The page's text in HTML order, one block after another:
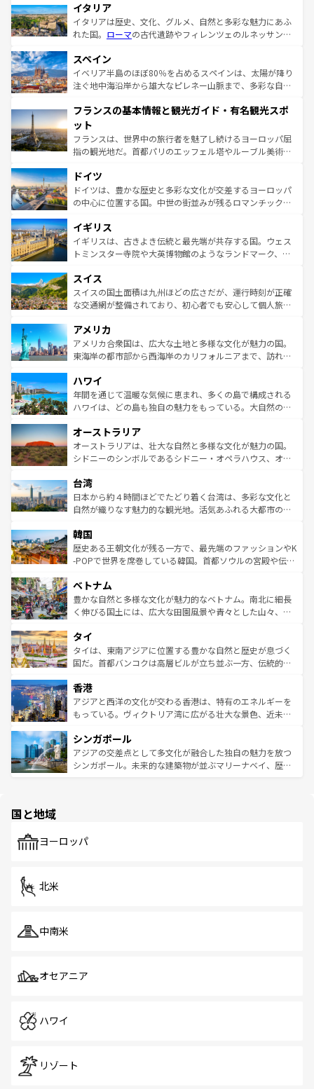
イタリア
イタリアは歴史、文化、グルメ、自然と多彩な魅力にあふ
れた国。 ローマの古代遺跡やフィレンツェのルネッサンス
ろん、トスカーナの美しい田園風景やアマルフィ海岸の絶
景など、自然景観も見逃せない。観光の合間には、本場の
ピザやパスタなど、絶品のイタリア料理を堪能することも
ませてくれるイタリアで、忘れられない旅をしてみよう！
なお、新着のイタリア情報は
しい。
スペイン
イベリア半島のほぼ80％を占めるスペインは、太陽が降り
注ぐ地中海沿岸から雄大なピレネー山脈まで、多彩な自然
文化が根付くこの国では、情熱的なフラメンコ、熱気あふ
れる闘牛、そして美味しいタパスが生活の一部となってい
る。首都マドリードの洗練された雰囲気や、バルセロナの
アートに溢れた街角から、地方では古代ローマ遺跡や中世
せる。地方によって風土や気候が異なるスペインはその個
性で訪れる人を魅了する。 なお、新着のスペイン情報は コ
ンテンツ一覧を参照してほしい。
フランスの基本情報と観光ガイド・有名観光スポ
ット
フランスは、世界中の旅行者を魅了し続けるヨーロッパ屈
指の観光地だ。首都パリのエッフェル塔やルーブル美術館
で、幅広い魅力が詰まっている。華麗な宮殿、歴史的な大
聖堂、美しいビーチ、そして豊かな自然が、訪れる者を心
から魅了する。また、フランスは美食の国としても知ら
いる。シャンパンの発祥地であるランス、プロヴァンスの
香り高いラベンダー畑など、多彩な楽しみ方が可能だ。さ
らに、パリ以外の地域にも魅力が溢れており、どの街角に
れる地方に足を運ぶとそれぞれで全く異なる文化を体験で
きるだろう。 なお、新着のフランス情報はコンテンツ一覧
を参照してほしい。
ドイツ
ドイツは、豊かな歴史と多彩な文化が交差するヨーロッパ
の中心に位置する国。中世の街並みが残るロマンチック街
顔を持つこの国は、どこを歩いても飽きることがない。ベ
ルリンの文化的活気、バイエルン州のアルプスの絶景、そ
してライン川沿いのワイン畑といった風景は必見。ビール
は、お酒好きな人にはぜひ体験してほしい。 なお、新着の
ドイツ情報はコンテンツ一覧を参照してほしい。
イギリス
イギリスは、古きよき伝統と最先端が共存する国。ウェス
トミンスター寺院や大英博物館のようなランドマーク、歴
リアごとに異なる魅力がある。また、優雅なアフタヌーン
ティー、ビール好きにはたまらない英国パブ、サッカー観
戦など、本場だからこそできる体験も豊富。イギリスを旅
ンツ一覧を参照してほしい。
スイス
スイスの国土面積は九州ほどの広さだが、運行時刻が正確
な交通網が整備されており、初心者でも安心して個人旅行
の建物がそのまま残る町や、スイスならではのユニークな
博物館もあり、アルプス観光だけでなく町歩きも満喫する
ことができる。国民の所得が高いため物価も高いが、旅行
ば市内交通費無料で観光を楽しむこともできる。 なお、新
着のスイス情報はコンテンツ一覧 を参照してほしい。
アメリカ
アメリカ合衆国は、広大な土地と多様な文化が魅力の国。
東海岸の都市部から西海岸のカリフォルニアまで、訪れる
のような巨大都市は、観光、ショッピング、エンターテイ
ンメントが詰まった刺激的なスポットだ。一方、アメリカ
西部には大自然が広がり、グランドキャニオンやイエロー
部のニューオーリンズでは、音楽と美食が融合した独特の
文化が魅力。旅行者はアメリカの各地域で異なる魅力を楽
しみながら、その多様性と豊かな歴史を感じることができ
ならではの贅沢な旅のスタイルだ。 なお、新着のアメリカ
情報はコンテンツ一覧を参照してほしい。
ハワイ
年間を通じて温暖な気候に恵まれ、多くの島で構成される
ハワイは、どの島も独自の魅力をもっている。大自然の神
ワイ島は見逃せない。また、定番の観光地といえばオアフ
島だが、静かな自然を求めるならマウイ島やカウアイ島が
おすすめ。エメラルドグリーンに輝く海をはじめ、豊かな
れるおもてなしの心で訪れる人々を迎えてくれるハワイの
人々、おいしいローカルフードやハワイアンミュージッ
ク、伝統的なフラダンスなど、すべてがハワイの魅力を彩
ワイを、存分に味わってほしい。 なお、新着のハワイ情報
はコンテンツ一覧を参照してほしい。
オーストラリア
オーストラリアは、壮大な自然と多様な文化が魅力の国。
シドニーのシンボルであるシドニー・オペラハウス、オー
リアリーフや大陸中央部にそびえるウルル（エアーズロッ
ク）、タスマニアの美しい原生林やケアンズの熱帯雨林な
ど、見どころがたくさん。また、カフェやワイン、オージ
いる。アクティビティも充実しており、サーフィンやダイ
ビング、ハイキングなど、アウトドア好きにはたまらな
い。オーストラリアの多彩な魅力を存分に味わいつくそ
参照してほしい。
台湾
日本から約４時間ほどでたどり着く台湾は、多彩な文化と
自然が織りなす魅力的な観光地。活気あふれる大都市の台
ン）、静ひつな山岳地帯である台湾東部など、都市の喧騒
と山間の静けさが共存しており、訪れる人に新しい発見と
驚きをもたらしてくれる。また、奥深い台湾の食文化も魅
容にもいいと評判のスイーツなど、バラエティ豊かな料理
が味わえる。 なお、新着の台湾情報は コンテンツ一覧を参
照してほしい。
韓国
歴史ある王朝文化が残る一方で、最先端のファッションやK
-POPで世界を席巻している韓国。首都ソウルの宮殿や伝統
き、地方に足を延ばせば四季折々の自然美を楽しむことが
できる。そして、キムチや焼肉、絶品のストリートフード
まで、さまざまな韓国料理が待っている。夜には、韓国な
リティに包まれながら、韓国の多彩な魅力を心ゆくまで味
わってみてほしい。 なお、新着の韓国情報はコンテンツ一
覧を参照してほしい。
ベトナム
豊かな自然と多様な文化が魅力的なベトナム。南北に細長
く伸びる国土には、広大な田園風景や青々とした山々、世
急速な発展と共に伝統が息づく。ハノイの古い町並みやホ
ーチミン市のフランス統治時代の建物も、独特の雰囲気を
醸し出している。また、バラエティの豊かさとおいしさで
とつ。フォーやバインミー、ベトナムコーヒーなどは、ぜ
ひ現地で味わいたい。どの地域を訪れてもあたたかい人々
が旅行者を迎えてくれるので、きっと忘れられない旅にな
参照してほしい。
タイ
タイは、東南アジアに位置する豊かな自然と歴史が息づく
国だ。首都バンコクは高層ビルが立ち並ぶ一方、伝統的な
の活気が交差している。北部ではチェンマイなどの山岳地
帯で自然と触れ合い、南部ではプーケットやクラビの美し
いビーチでリゾート気分を楽しむことができる。タイ料理
激する。気候は一年中温暖で、どの季節にも異なる楽しみ
が待っている。親しみやすいタイの人々、仏教を中心とし
た文化、そして多様な観光資源が、訪れる旅人を魅了し続
香港
アジアと西洋の文化が交わる香港は、特有のエネルギーを
もっている。ヴィクトリア湾に広がる壮大な景色、近未来
み、どこを訪れても感動するはず。観光スポットが密集し
ており、効率よく見どころを回れるのも魅力。息をのむよ
うな絶景から文化的な体験まで、香港を存分に楽しみ尽く
シンガポール
アジアの交差点として多文化が融合した独自の魅力を放つ
シンガポール。未来的な建築物が並ぶマリーナベイ、歴史
で、ホーカーズは地元の風情を楽しめる外せないスポット
国と地域
ヨーロッパ
北米
中南米
オセアニア
ハワイ
リゾート